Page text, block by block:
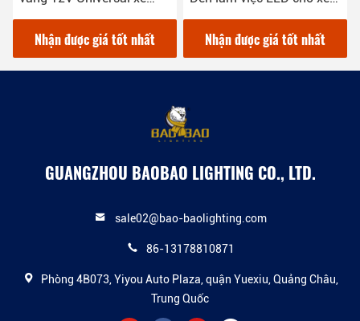
sáng đèn làm việc
Nhận được giá tốt nhất
tải
Nhận được giá tốt nhất
GUANGZHOU BAOBAO LIGHTING CO., LTD.
sale02@bao-baolighting.com
86-13178810871
Phòng 4B073, Yiyou Auto Plaza, quận Yuexiu, Quảng Châu,
Trung Quốc